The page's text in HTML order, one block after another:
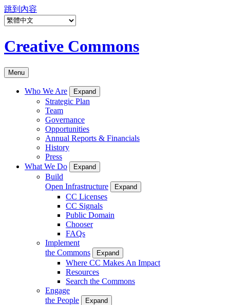
跳到內容
Creative Commons
Menu
Who We Are Expand
Strategic Plan
Team
Governance
Opportunities
Annual Reports & Financials
History
Press
What We Do
Expand
Build
Open Infrastructure
Expand
CC Licenses
CC Signals
Public Domain
Chooser
FAQs
Implement
the Commons
Expand
Where CC Makes An Impact
Resources
Search the Commons
Engage
the People
Expand